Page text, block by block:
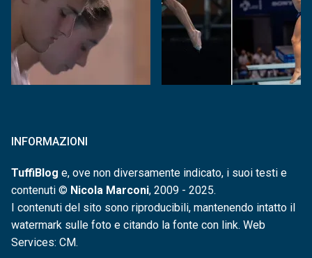
INFORMAZIONI
TuffiBlog e, ove non diversamente indicato, i suoi testi e
contenuti © Nicola Marconi, 2009 - 2025.
I contenuti del sito sono riproducibili, mantenendo intatto il
watermark sulle foto e citando la fonte con link. Web
Services: CM.